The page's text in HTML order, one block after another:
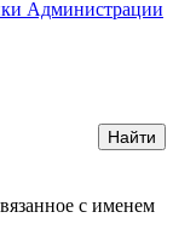
Администрации
с именем